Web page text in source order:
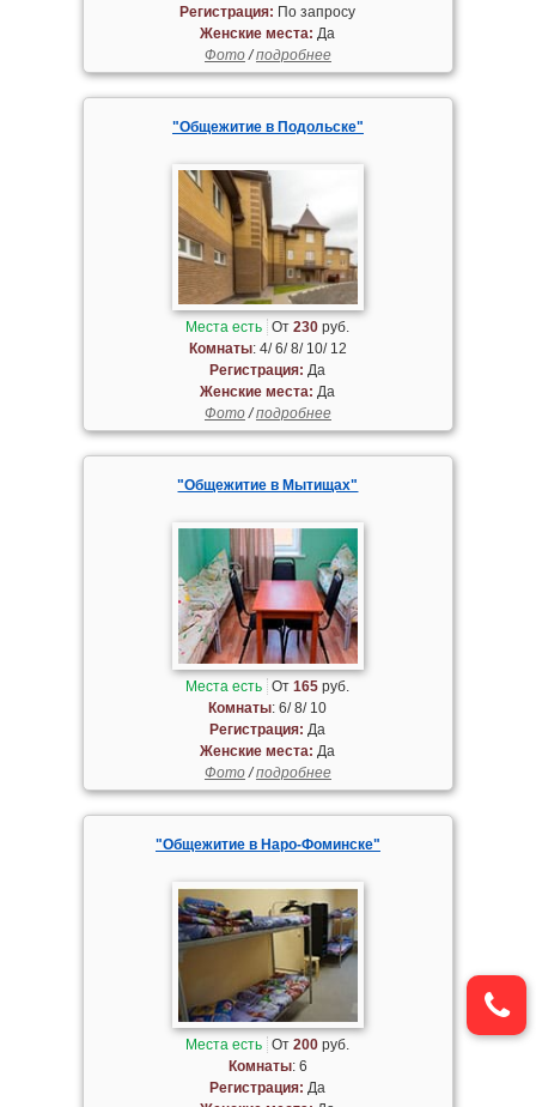
Регистрация: По запросу
Женские места: Да
Фото/подробнее
"Общежитие в Подольске"
Места есть От230 руб.
Комнаты: 4/ 6/ 8/ 10/ 12
Регистрация: Да
Женские места: Да
Фото/подробнее
"Общежитие в Мытищах"
Места есть От165 руб.
Комнаты: 6/ 8/ 10
Регистрация: Да
Женские места: Да
Фото/подробнее
"Общежитие в Наро-Фоминске"
Места есть От200 руб.
Комнаты: 6
Регистрация: Да